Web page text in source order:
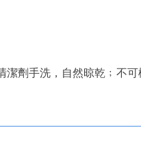
劑手洗，自然晾乾﹔不可